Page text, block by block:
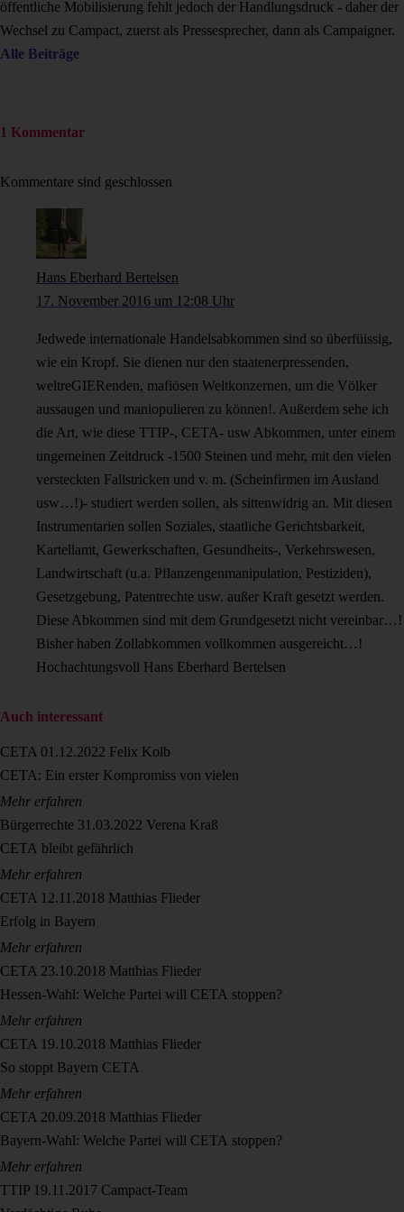
öffentliche Mobilisierung fehlt jedoch der Handlungsdruck - daher der
Wechsel zu Campact, zuerst als Pressesprecher, dann als Campaigner.
Alle Beiträge
1 Kommentar
Kommentare sind geschlossen
Hans Eberhard Bertelsen
17. November 2016 um 12:08 Uhr
Jedwede internationale Handelsabkommen sind so überfüissig,
wie ein Kropf. Sie dienen nur den staatenerpressenden,
weltreGIERenden, mafiösen Weltkonzernen, um die Völker
aussaugen und maniopulieren zu können!. Außerdem sehe ich
die Art, wie diese TTIP-, CETA- usw Abkommen, unter einem
ungemeinen Zeitdruck -1500 Steinen und mehr, mit den vielen
versteckten Fallstricken und v. m. (Scheinfirmen im Ausland
usw…!)- studiert werden sollen, als sittenwidrig an. Mit diesen
Instrumentarien sollen Soziales, staatliche Gerichtsbarkeit,
Kartellamt, Gewerkschaften, Gesundheits-, Verkehrswesen,
Landwirtschaft (u.a. Pflanzengenmanipulation, Pestiziden),
Gesetzgebung, Patentrechte usw. außer Kraft gesetzt werden.
Diese Abkommen sind mit dem Grundgesetzt nicht vereinbar…!
Bisher haben Zollabkommen vollkommen ausgereicht…!
Hochachtungsvoll Hans Eberhard Bertelsen
Auch interessant
CETA 01.12.2022 Felix Kolb
CETA: Ein erster Kompromiss von vielen
Mehr erfahren
Bürgerrechte 31.03.2022 Verena Kraß
CETA bleibt gefährlich
Mehr erfahren
CETA 12.11.2018 Matthias Flieder
Erfolg in Bayern
Mehr erfahren
CETA 23.10.2018 Matthias Flieder
Hessen-Wahl: Welche Partei will CETA stoppen?
Mehr erfahren
CETA 19.10.2018 Matthias Flieder
So stoppt Bayern CETA
Mehr erfahren
CETA 20.09.2018 Matthias Flieder
Bayern-Wahl: Welche Partei will CETA stoppen?
Mehr erfahren
TTIP 19.11.2017 Campact-Team